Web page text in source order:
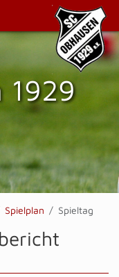
1929
Spielplan Spieltag